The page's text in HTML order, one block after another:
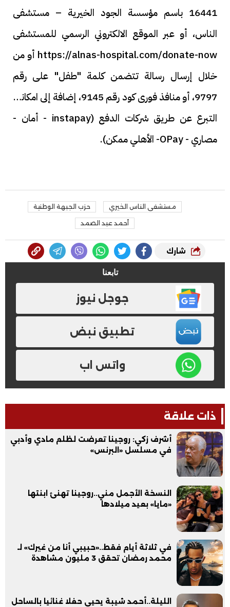
16441 باسم مؤسسة الجود الخيرية – مستشفى
الناس، أو عبر الموقع الالكتروني الرسمي للمستشفى
https://alnas-hospital.com/donate-now أو من
خلال إرسال رسالة تتضمن كلمة "طفل" على رقم
9797، أو منافذ فورى كود رقم 9145، إضافة إلى امكانية
التبرع عن طريق شركات الدفع (instapay - أمان -
مصاري - OPay- الأهلي ممكن).
مستشفى الناس الخيري حزب الجبهة الوطنية
أحمد عبد الصمد
شارك
تابعنا
جوجل نيوز
تطبيق نبض
واتس اب
ذات علاقة
أشرف زكي: روجينا تعرضت لظلم مادي وأدبي
في مسلسل «البرنس»
النسخة الأجمل مني..روجينا تهنئ ابنتها
«مايا» بعيد ميلادها
في ثلاثة أيام فقط..«حبيبي أنا من غيرك» لـ
محمد رمضان تحقق 3 مليون مشاهدة
الليلة..أحمد شيبة يحيي حفلا غنائيا بالساحل